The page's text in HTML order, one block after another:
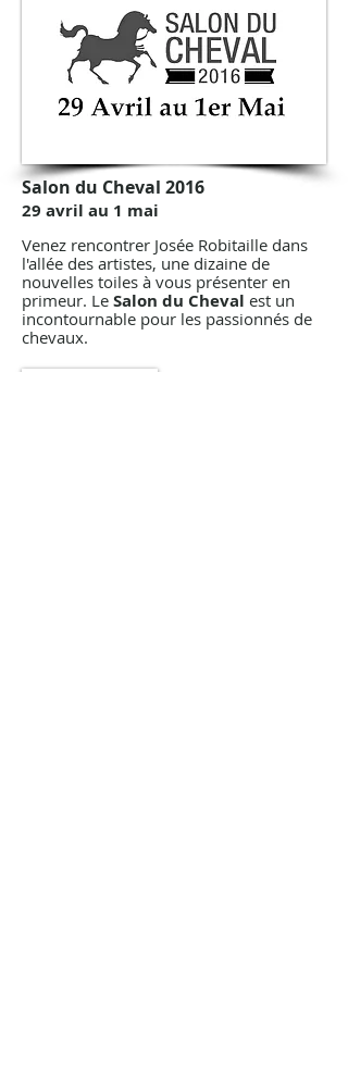
Salon du Cheval 2016
29 avril au 1 mai
Venez rencontrer Josée Robitaille dans
l'allée des artistes, une dizaine de
nouvelles toiles à vous présenter en
primeur. Le Salon du Cheval est un
incontournable pour les passionnés de
chevaux.